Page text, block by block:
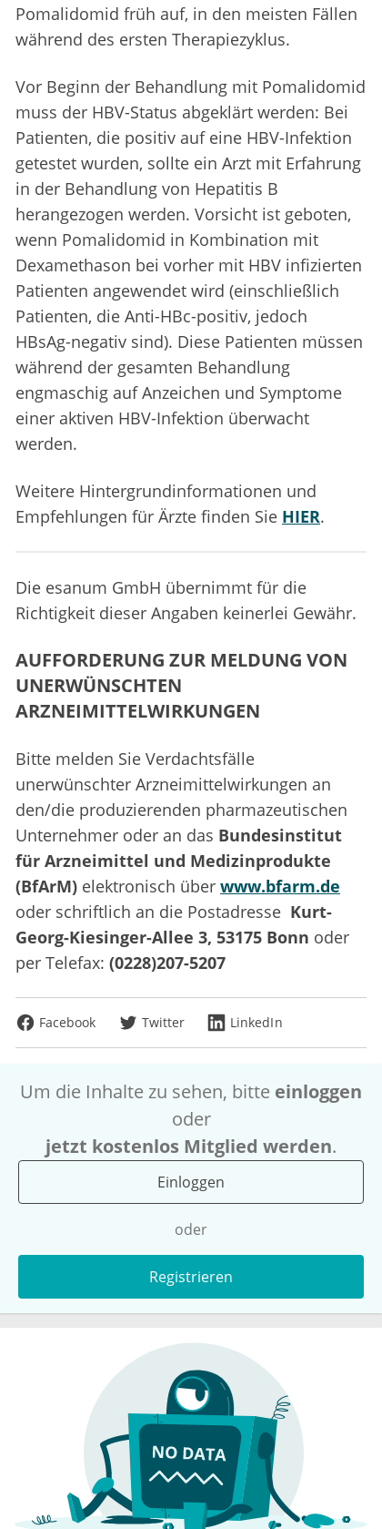
Pomalidomid früh auf, in den meisten Fällen
während des ersten Therapiezyklus.
Vor Beginn der Behandlung mit Pomalidomid
muss der HBV-Status abgeklärt werden: Bei
Patienten, die positiv auf eine HBV-Infektion
getestet wurden, sollte ein Arzt mit Erfahrung
in der Behandlung von Hepatitis B
herangezogen werden. Vorsicht ist geboten,
wenn Pomalidomid in Kombination mit
Dexamethason bei vorher mit HBV infizierten
Patienten angewendet wird (einschließlich
Patienten, die Anti-HBc-positiv, jedoch
HBsAg-negativ sind). Diese Patienten müssen
während der gesamten Behandlung
engmaschig auf Anzeichen und Symptome
einer aktiven HBV-Infektion überwacht
werden.
Weitere Hintergrundinformationen und
Empfehlungen für Ärzte finden Sie HIER.
Die esanum GmbH übernimmt für die
Richtigkeit dieser Angaben keinerlei Gewähr.
AUFFORDERUNG ZUR MELDUNG VON
UNERWÜNSCHTEN
ARZNEIMITTELWIRKUNGEN
Bitte melden Sie Verdachtsfälle
unerwünschter Arzneimittelwirkungen an
den/die produzierenden pharmazeutischen
Unternehmer oder an das Bundesinstitut
für Arzneimittel und Medizinprodukte
(BfArM) elektronisch über www.bfarm.de
oder schriftlich an die Postadresse Kurt-
Georg-Kiesinger-Allee 3, 53175 Bonn oder
per Telefax: (0228)207-5207
Facebook Twitter LinkedIn
Um die Inhalte zu sehen, bitte einloggen
oder
jetzt kostenlos Mitglied werden.
Einloggen
oder
Registrieren